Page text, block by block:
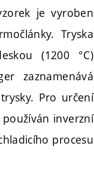
je vyroben
Tryska
(1200 °C)
zaznamenává
Pro určení
inverzní
procesu